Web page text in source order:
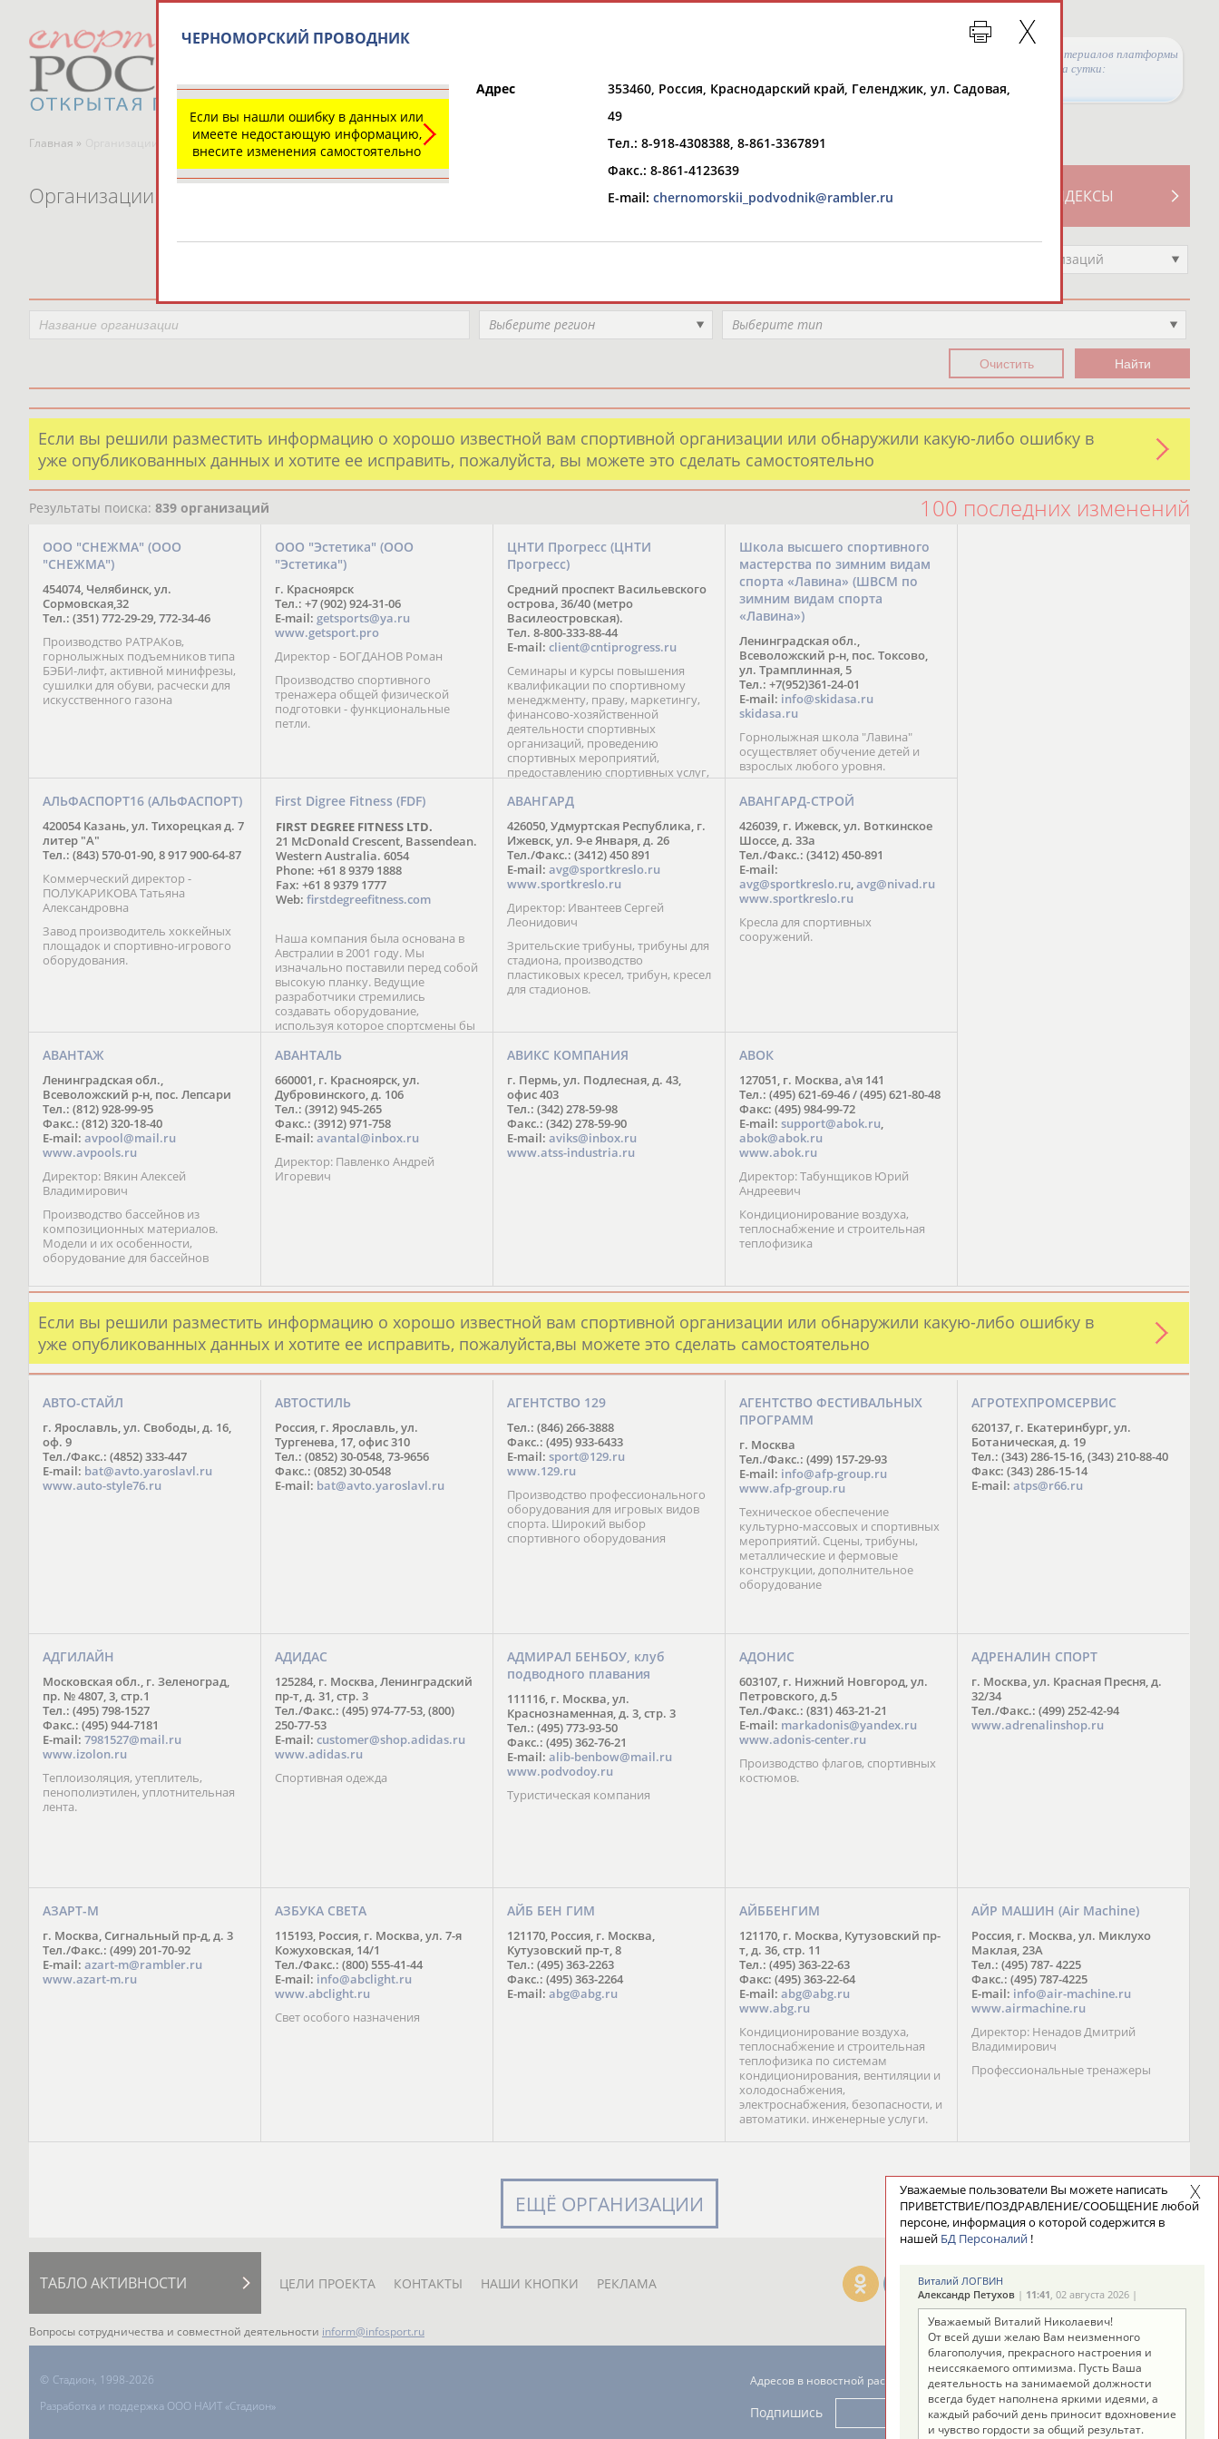
Просмотры материалов платформы
за сутки:
Главная » Организации спортивной отрасли
СВОДНЫЕ ИНДЕКСЫ
ТАБЛО АКТИВНОСТИ
РЕСУРСНАЯ ПЛОЩАДКА
Организации спортивной отрасли
Выберите другой тип организаций
Выберите регион Выберите тип
Если вы решили разместить информацию о хорошо известной вам спортивной организации или обнаружили какую-либо ошибку в
уже опубликованных данных и хотите ее исправить, пожалуйста, вы можете это сделать самостоятельно
Результаты поиска: 839 организаций 100 последних изменений
ООО "СНЕЖМА" (ООО
"СНЕЖМА")
454074, Челябинск, ул.
Сормовская,32
Тел.: (351) 772-29-29, 772-34-46
Производство РАТРАКов,
горнолыжных подъемников типа
БЭБИ-лифт, активной минифрезы,
сушилки для обуви, расчески для
искусственного газона
ООО "Эстетика" (ООО
"Эстетика")
г. Красноярск
Тел.: +7 (902) 924-31-06
E-mail: getsports@ya.ru
www.getsport.pro
Директор - БОГДАНОВ Роман
Производство спортивного
тренажера общей физической
подготовки - функциональные
петли.
ЦНТИ Прогресс (ЦНТИ
Прогресс)
Средний проспект Васильевского
острова, 36/40 (метро
Василеостровская).
Тел. 8-800-333-88-44
E-mail: client@cntiprogress.ru
Семинары и курсы повышения
квалификации по спортивному
менеджменту, праву, маркетингу,
финансово-хозяйственной
деятельности спортивных
организаций, проведению
спортивных мероприятий,
предоставлению спортивных услуг,
сооружений.
Школа высшего спортивного
мастерства по зимним видам
спорта «Лавина» (ШВСМ по
зимним видам спорта
«Лавина»)
Ленинградская обл.,
Всеволожский р-н, пос. Токсово,
ул. Трамплинная, 5
Тел.: +7(952)361-24-01
E-mail: info@skidasa.ru
skidasa.ru
Горнолыжная школа "Лавина"
осуществляет обучение детей и
взрослых любого уровня.
АЛЬФАСПОРТ16 (АЛЬФАСПОРТ)
420054 Казань, ул. Тихорецкая д. 7
литер "А"
Тел.: (843) 570-01-90, 8 917 900-64-87
Коммерческий директор -
ПОЛУКАРИКОВА Татьяна
Александровна
Завод производитель хоккейных
площадок и спортивно-игрового
оборудования.
First Digree Fitness (FDF)
FIRST DEGREE FITNESS LTD.
21 McDonald Crescent, Bassendean.
Western Australia. 6054
Phone: +61 8 9379 1888
Fax: +61 8 9379 1777
Web: firstdegreefitness.com
FIRST DEGREE FITNESS RUS
Москва: +7 (495) 137-54-77
С-Петербург: +7 (812) 602-94-77
Регионы РФ: 8 (804) 333-70-77
Web:fdfitness.ru
Наша компания была основана в
Австралии в 2001 году. Мы
изначально поставили перед собой
высокую планку. Ведущие
разработчики стремились
создавать оборудование,
используя которое спортсмены бы
от инвентаря конкурентов.
стала простая и емкая фраза:
«Почувствуйте разницу!». Ведь мы
точно знаем, что нет предела
совершенству и постоянно
пребываем в поиске лучших
материалов и более современных
решений.
АВАНГАРД
426050, Удмуртская Республика, г.
Ижевск, ул. 9-е Января, д. 26
Тел./Факс.: (3412) 450 891
E-mail: avg@sportkreslo.ru
www.sportkreslo.ru
Директор: Ивантеев Сергей
Леонидович
Зрительские трибуны, трибуны для
стадиона, производство
пластиковых кресел, трибун, кресел
для стадионов.
АВАНГАРД-СТРОЙ
426039, г. Ижевск, ул. Воткинское
Шоссе, д. 33а
Тел./Факс.: (3412) 450-891
E-mail:
avg@sportkreslo.ru,avg@nivad.ru
www.sportkreslo.ru
Кресла для спортивных
сооружений.
АВАНТАЖ
Ленинградская обл.,
Всеволожский р-н, пос. Лепсари
Тел.: (812) 928-99-95
Факс.: (812) 320-18-40
E-mail: avpool@mail.ru
www.avpools.ru
Директор: Вякин Алексей
Владимирович
Производство бассейнов из
композиционных материалов.
Модели и их особенности,
оборудование для бассейнов
АВАНТАЛЬ
660001, г. Красноярск, ул.
Дубровинского, д. 106
Тел.: (3912) 945-265
Факс.: (3912) 971-758
E-mail: avantal@inbox.ru
Директор: Павленко Андрей
Игоревич
АВИКС КОМПАНИЯ
г. Пермь, ул. Подлесная, д. 43,
офис 403
Тел.: (342) 278-59-98
Факс.: (342) 278-59-90
E-mail: aviks@inbox.ru
www.atss-industria.ru
АВОК
127051, г. Москва, а\я 141
Тел.: (495) 621-69-46 / (495) 621-80-48
Факс: (495) 984-99-72
E-mail: support@abok.ru,
abok@abok.ru
www.abok.ru
Директор: Табунщиков Юрий
Андреевич
Кондиционирование воздуха,
теплоснабжение и строительная
теплофизика
Если вы решили разместить информацию о хорошо известной вам спортивной организации или обнаружили какую-либо ошибку в
уже опубликованных данных и хотите ее исправить, пожалуйста,вы можете это сделать самостоятельно
АВТО-СТАЙЛ
г. Ярославль, ул. Свободы, д. 16,
оф. 9
Тел./Факс.: (4852) 333-447
E-mail: bat@avto.yaroslavl.ru
www.auto-style76.ru
АВТОСТИЛЬ
Россия, г. Ярославль, ул.
Тургенева, 17, офис 310
Тел.: (0852) 30-0548, 73-9656
Факс.: (0852) 30-0548
E-mail: bat@avto.yaroslavl.ru
АГЕНТСТВО 129
Тел.: (846) 266-3888
Факс.: (495) 933-6433
E-mail: sport@129.ru
www.129.ru
Производство профессионального
оборудования для игровых видов
спорта. Широкий выбор
спортивного оборудования
АГЕНТСТВО ФЕСТИВАЛЬНЫХ
ПРОГРАММ
г. Москва
Тел./Факс.: (499) 157-29-93
E-mail: info@afp-group.ru
www.afp-group.ru
Техническое обеспечение
культурно-массовых и спортивных
мероприятий. Сцены, трибуны,
металлические и фермовые
конструкции, дополнительное
оборудование
АГРОТЕХПРОМСЕРВИС
620137, г. Екатеринбург, ул.
Ботаническая, д. 19
Тел.: (343) 286-15-16, (343) 210-88-40
Факс: (343) 286-15-14
E-mail: atps@r66.ru
АДГИЛАЙН
Московская обл., г. Зеленоград,
пр. № 4807, 3, стр.1
Тел.: (495) 798-1527
Факс.: (495) 944-7181
E-mail: 7981527@mail.ru
www.izolon.ru
Теплоизоляция, утеплитель,
пенополиэтилен, уплотнительная
лента.
АДИДАС
125284, г. Москва, Ленинградский
пр-т, д. 31, стр. 3
Тел./Факс.: (495) 974-77-53, (800)
250-77-53
E-mail: customer@shop.adidas.ru
www.adidas.ru
Спортивная одежда
АДМИРАЛ БЕНБОУ, клуб
подводного плавания
111116, г. Москва, ул.
Краснознаменная, д. 3, стр. 3
Тел.: (495) 773-93-50
Факс.: (495) 362-76-21
E-mail: alib-benbow@mail.ru
www.podvodoy.ru
Туристическая компания
АДОНИС
603107, г. Нижний Новгород, ул.
Петровского, д.5
Тел./Факс.: (831) 463-21-21
E-mail: markadonis@yandex.ru
www.adonis-center.ru
Производство флагов, спортивных
костюмов.
АДРЕНАЛИН СПОРТ
г. Москва, ул. Красная Пресня, д.
32/34
Тел./Факс.: (499) 252-42-94
www.adrenalinshop.ru
АЗАРТ-М
г. Москва, Сигнальный пр-д, д. 3
Тел./Факс.: (499) 201-70-92
E-mail: azart-m@rambler.ru
www.azart-m.ru
АЗБУКА СВЕТА
115193, Россия, г. Москва, ул. 7-я
Кожуховская, 14/1
Тел./Факс.: (800) 555-41-44
E-mail: info@abclight.ru
www.abclight.ru
Свет особого назначения
АЙБ БЕН ГИМ
121170, Россия, г. Москва,
Кутузовский пр-т, 8
Тел.: (495) 363-2263
Факс.: (495) 363-2264
E-mail: abg@abg.ru
АЙББЕНГИМ
121170, г. Москва, Кутузовский пр-
т, д. 36, стр. 11
Тел.: (495) 363-22-63
Факс: (495) 363-22-64
E-mail: abg@abg.ru
www.abg.ru
Кондиционирование воздуха,
теплоснабжение и строительная
теплофизика по системам
кондиционирования, вентиляции и
холодоснабжения,
электроснабжения, безопасности, и
автоматики. инженерные услуги.
АЙР МАШИН (Air Machine)
Россия, г. Москва, ул. Миклухо
Маклая, 23А
Тел.: (495) 787- 4225
Факс.: (495) 787-4225
E-mail: info@air-machine.ru
www.airmachine.ru
Директор: Ненадов Дмитрий
Владимирович
Профессиональные тренажеры
ЕЩЁ ОРГАНИЗАЦИИ
ЧЕРНОМОРСКИЙ ПРОВОДНИК
Если вы нашли ошибку в данных или
имеете недостающую информацию,
внесите изменения самостоятельно
Адрес
353460, Россия, Краснодарский край, Геленджик, ул. Садовая,
49
Тел.: 8-918-4308388, 8-861-3367891
Факс.: 8-861-4123639
E-mail: chernomorskii_podvodnik@rambler.ru
ТАБЛО АКТИВНОСТИ ЦЕЛИ ПРОЕКТА КОНТАКТЫ НАШИ КНОПКИ РЕКЛАМА
Вопросы сотрудничества и совместной деятельности inform@infosport.ru
© Стадион, 1998-2026
Разработка и поддержка ООО НАИТ «Стадион»
Адресов в новостной рассылке: 996
Подпишись
Уважаемые пользователи Вы можете написать
ПРИВЕТСТВИЕ/ПОЗДРАВЛЕНИЕ/СООБЩЕНИЕ любой
персоне, информация о которой содержится в
нашей БД Персоналий !
Виталий ЛОГВИН
Александр Петухов | 11:41, 02 августа 2026 |
Уважаемый Виталий Николаевич!
От всей души желаю Вам неизменного
благополучия, прекрасного настроения и
неиссякаемого оптимизма. Пусть Ваша
деятельность на занимаемой должности
всегда будет наполнена яркими идеями, а
каждый рабочий день приносит вдохновение
и чувство гордости за общий результат.